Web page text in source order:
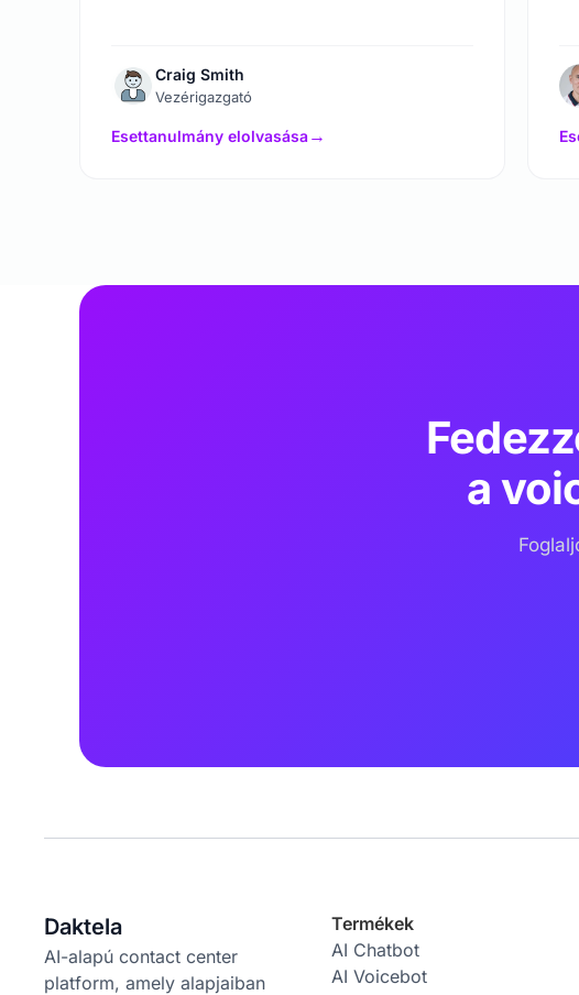
Craig Smith
Vezérigazgató
Esettanulmány elolvasása →
a
Daktela
AI-alapú contact center
platform, amely alapjaiban
Termékek
AI Chatbot
AI Voicebot